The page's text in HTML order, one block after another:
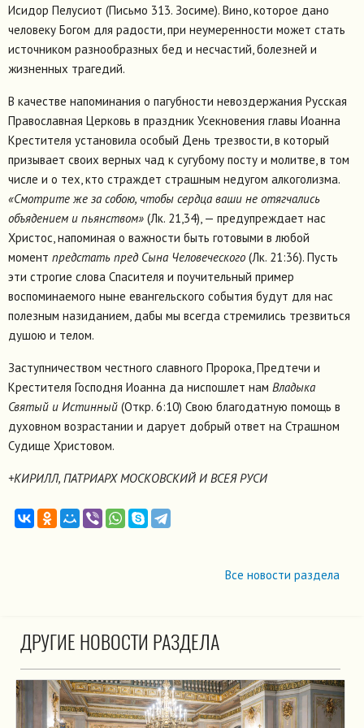
Исидор Пелусиот (Письмо 313. Зосиме). Вино, которое дано
человеку Богом для радости, при неумеренности может стать
источником разнообразных бед и несчастий, болезней и
жизненных трагедий.
В качестве напоминания о пагубности невоздержания Русская
Православная Церковь в праздник Усекновения главы Иоанна
Крестителя установила особый День трезвости, в который
призывает своих верных чад к сугубому посту и молитве, в том
числе и о тех, кто страждет страшным недугом алкоголизма.
«Смотрите же за собою, чтобы сердца ваши не отягчались
объядением и пьянством» (Лк. 21,34), — предупреждает нас
Христос, напоминая о важности быть готовыми в любой
момент предстать пред Сына Человеческого (Лк. 21:36). Пусть
эти строгие слова Спасителя и поучительный пример
воспоминаемого ныне евангельского события будут для нас
полезным назиданием, дабы мы всегда стремились трезвиться
душою и телом.
Заступничеством честного славного Пророка, Предтечи и
Крестителя Господня Иоанна да ниспошлет нам Владыка
Святый и Истинный (Откр. 6:10) Свою благодатную помощь в
духовном возрастании и дарует добрый ответ на Страшном
Судище Христовом.
+КИРИЛЛ, ПАТРИАРХ МОСКОВСКИЙ И ВСЕЯ РУСИ
Все новости раздела
ДРУГИЕ НОВОСТИ РАЗДЕЛА